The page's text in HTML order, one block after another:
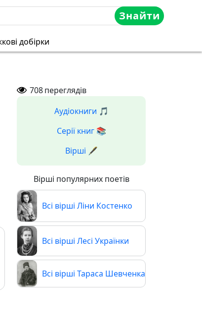
Знайти
добірки
708переглядів
Аудіокниги 🎵
Серії книг 📚
Вірші 🖋️
Вірші популярних поетів
Всі вірші Ліни Костенко
Всі вірші Лесі Українки
Всі вірші Тараса Шевченка